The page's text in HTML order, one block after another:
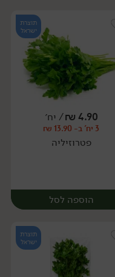
יח׳
תוצרת
ישראל
4.90
₪/ יח׳
3 יח' ב- 13.90 ₪
פטרוזיליה
הוספה לסל
תוצרת
ישראל